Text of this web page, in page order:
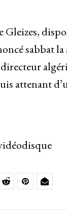
sabbat
attenant